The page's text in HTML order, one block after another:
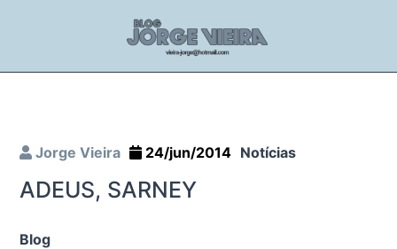
Jorge Vieira 24/jun/2014 Notícias
ADEUS, SARNEY
Blog